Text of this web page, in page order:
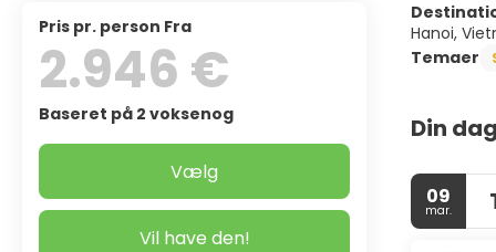
Hanoi,
Temaer
Din
09
mar.
pris pr. person Fra
2.946 €
Baseret på 2 voksenog
Vælg
Vil have den!